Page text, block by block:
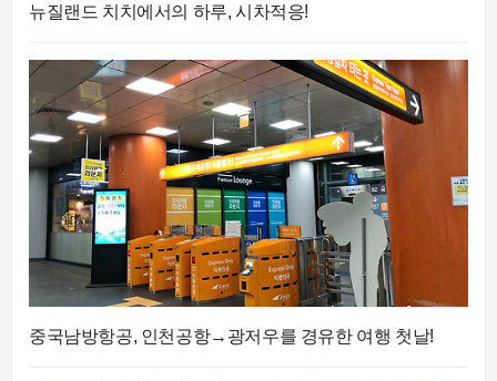
뉴질랜드 치치에서의 하루, 시차적응!
중국남방항공, 인천공항→광저우를 경유한 여행 첫날!